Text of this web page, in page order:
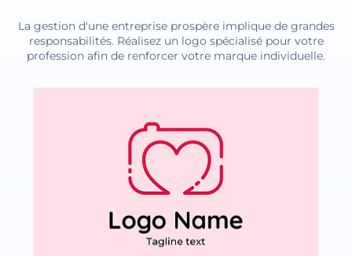
La gestion d'une entreprise prospère implique de grandes
responsabilités. Réalisez un logo spécialisé pour votre
profession afin de renforcer votre marque individuelle.